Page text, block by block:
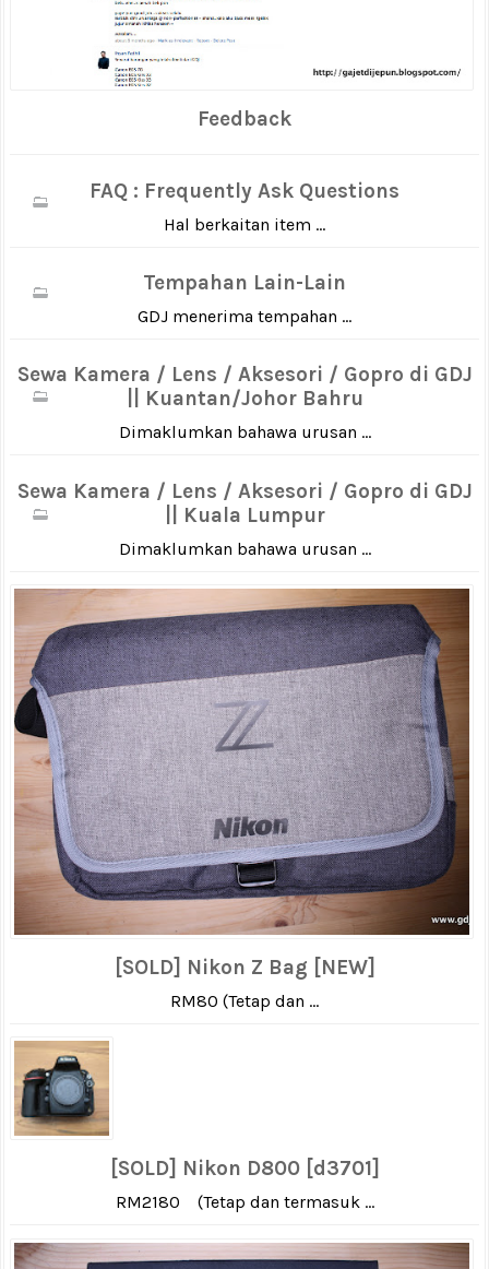
Feedback
FAQ : Frequently Ask Questions
Hal berkaitan item ...
Tempahan Lain-Lain
GDJ menerima tempahan ...
Sewa Kamera / Lens / Aksesori / Gopro di GDJ
|| Kuantan/Johor Bahru
Dimaklumkan bahawa urusan ...
Sewa Kamera / Lens / Aksesori / Gopro di GDJ
|| Kuala Lumpur
Dimaklumkan bahawa urusan ...
[SOLD] Nikon Z Bag [NEW]
RM80 (Tetap dan ...
[SOLD] Nikon D800 [d3701]
RM2180 (Tetap dan termasuk ...